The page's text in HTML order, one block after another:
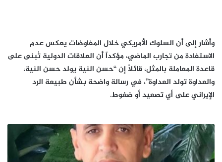
وأشار إلى أن السلوك الأمريكي خلال المفاوضات يعكس عدم
الاستفادة من تجارب الماضي، مؤكداً أن العلاقات الدولية تُبنى على
قاعدة المعاملة بالمثل، قائلاً إن “حسن النية يولد حسن النية،
والعداوة تولد العداوة”، في رسالة واضحة بشأن طبيعة الرد
الإيراني على أي تصعيد أو ضغوط.